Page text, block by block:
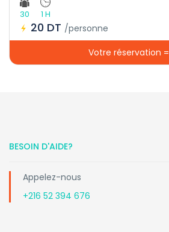
30 1 H
20 DT /personne
Votre réservation =
BESOIN D'AIDE?
Appelez-nous
+216 52 394 676